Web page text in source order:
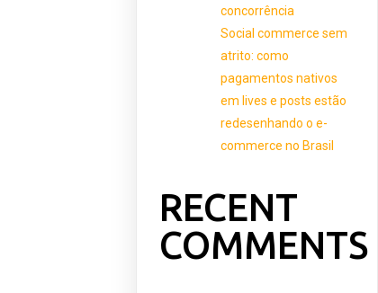
concorrência
Social commerce sem
atrito: como
pagamentos nativos
em lives e posts estão
redesenhando o e-
commerce no Brasil
RECENT
COMMENTS